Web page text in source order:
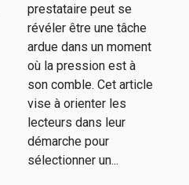
prestataire peut se
révéler être une tâche
ardue dans un moment
où la pression est à
son comble. Cet article
vise à orienter les
lecteurs dans leur
démarche pour
sélectionner un...